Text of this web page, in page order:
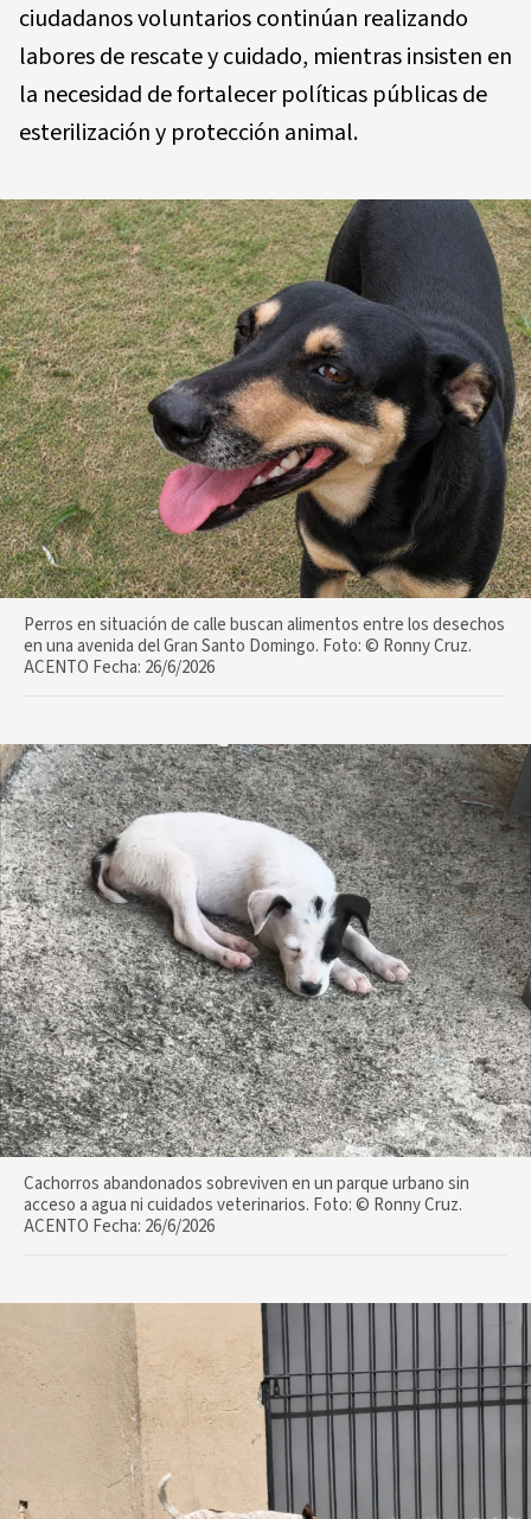
ciudadanos voluntarios continúan realizando
labores de rescate y cuidado, mientras insisten en
la necesidad de fortalecer políticas públicas de
esterilización y protección animal.
Perros en situación de calle buscan alimentos entre los desechos
en una avenida del Gran Santo Domingo. Foto: ©️ Ronny Cruz.
ACENTO Fecha: 26/6/2026
Cachorros abandonados sobreviven en un parque urbano sin
acceso a agua ni cuidados veterinarios. Foto: ©️ Ronny Cruz.
ACENTO Fecha: 26/6/2026